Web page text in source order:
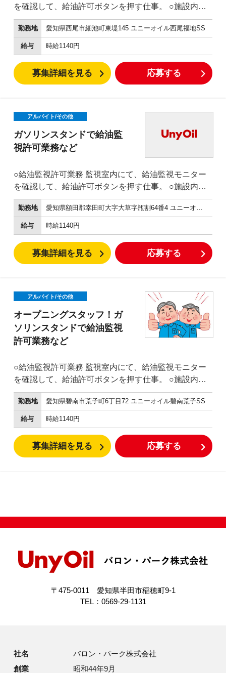
を確認して、給油許可ボタンを押す仕事。 ○施設内の
簡単な清
掃
給油レーンや、スタンド
周り、洗車機などのかんたんな清掃です。 ○給油方法
が分からない方への操作説明 ○釣銭機へのお金の補
充、回収など 外に設置された、釣銭機へお金を補充し
勤務地 愛知県西尾市細池町東堤145 ユニーオイル西尾福地SS
給与 時給1140円
募集詳細を見る 応募する
アルバイト/その他
ガソリンスタンドで給油監
視許可業務など
○給油監視許可業務 監視室内にて、給油監視モニター
を確認して、給油許可ボタンを押す仕事。 ○施設内の
簡単な清
掃
給油レーンや、スタンド
周り、洗車機などのかんたんな清掃です。 ○給油方法
が分からない方への操作説明 ○釣銭機へのお金の補
充、回収など 外に設置された、釣銭機へお金を補充し
勤務地 愛知県額田郡幸田町大字大草字瓶割64番4 ユニーオイル幸田SS
給与 時給1140円
募集詳細を見る 応募する
アルバイト/その他
オープニングスタッフ！ガ
ソリンスタンドで給油監視
許可業務など
○給油監視許可業務 監視室内にて、給油監視モニター
を確認して、給油許可ボタンを押す仕事。 ○施設内の
簡単な清
掃
給油レーンや、スタンド
周り、洗車機などのかんたんな清掃です。 ○給油方法
が分からない方への操作説明 ○釣銭機へのお金の補
充、回収など 外に設置された、釣銭機へお金を補充し
勤務地 愛知県碧南市荒子町6丁目72 ユニーオイル碧南荒子SS
給与 時給1140円
募集詳細を見る 応募する
〒475-0011 愛知県半田市稲穂町9-1
TEL：0569-29-1131
社名
バロン・パーク株式会社
創業
昭和44年9月